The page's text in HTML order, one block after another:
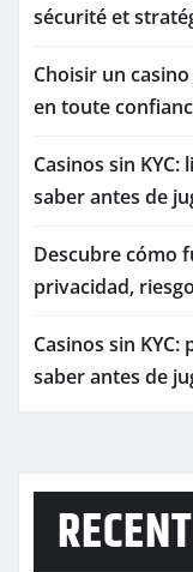
sécurité et
Choisir un
en toute
Casinos sin
saber antes de
Descubre cómo
privacidad,
Casinos sin
saber antes de